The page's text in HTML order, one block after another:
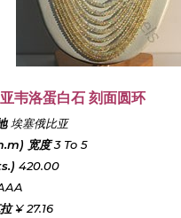
韦洛蛋白石 刻面圆环
埃塞俄比亚
宽度3 To 5
420.00
¥ 27.16